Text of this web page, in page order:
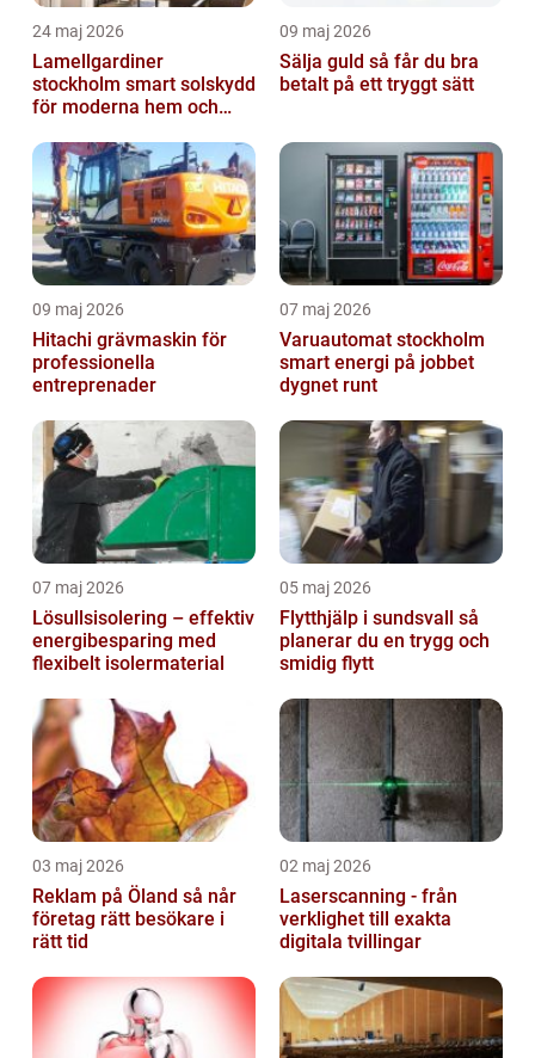
24 maj 2026
Lamellgardiner
stockholm smart solskydd
för moderna hem och
09 maj 2026
Sälja guld så får du bra
betalt på ett tryggt sätt
09 maj 2026
Hitachi grävmaskin för
professionella
entreprenader
07 maj 2026
Varuautomat stockholm
smart energi på jobbet
dygnet runt
07 maj 2026
Lösullsisolering – effektiv
energibesparing med
flexibelt isolermaterial
05 maj 2026
Flytthjälp i sundsvall så
planerar du en trygg och
smidig flytt
03 maj 2026
Reklam på Öland så når
företag rätt besökare i
rätt tid
02 maj 2026
Laserscanning - från
verklighet till exakta
digitala tvillingar